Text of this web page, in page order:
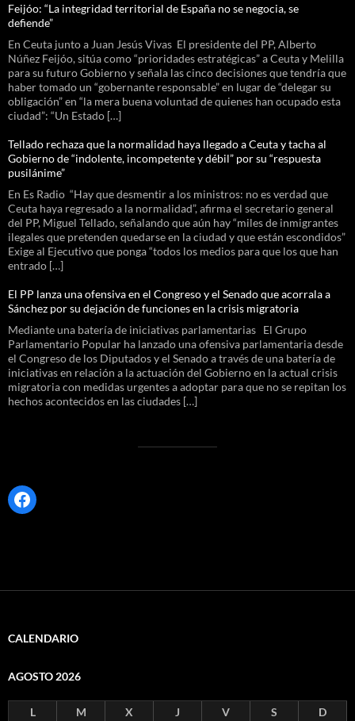
Feijóo: “La integridad territorial de España no se negocia, se
defiende”
En Ceuta junto a Juan Jesús Vivas El presidente del PP, Alberto
Núñez Feijóo, sitúa como “prioridades estratégicas” a Ceuta y Melilla
para su futuro Gobierno y señala las cinco decisiones que tendría que
haber tomado un “gobernante responsable” en lugar de “delegar su
obligación” en “la mera buena voluntad de quienes han ocupado esta
ciudad”: “Un Estado […]
Tellado rechaza que la normalidad haya llegado a Ceuta y tacha al
Gobierno de “indolente, incompetente y débil” por su “respuesta
pusilánime”
En Es Radio “Hay que desmentir a los ministros: no es verdad que
Ceuta haya regresado a la normalidad”, afirma el secretario general
del PP, Miguel Tellado, señalando que aún hay “miles de inmigrantes
ilegales que pretenden quedarse en la ciudad y que están escondidos”
Exige al Ejecutivo que ponga “todos los medios para que los que han
entrado […]
El PP lanza una ofensiva en el Congreso y el Senado que acorrala a
Sánchez por su dejación de funciones en la crisis migratoria
Mediante una batería de iniciativas parlamentarias El Grupo
Parlamentario Popular ha lanzado una ofensiva parlamentaria desde
el Congreso de los Diputados y el Senado a través de una batería de
iniciativas en relación a la actuación del Gobierno en la actual crisis
migratoria con medidas urgentes a adoptar para que no se repitan los
hechos acontecidos en las ciudades […]
Facebook
CALENDARIO
AGOSTO 2026
L M X J V S D